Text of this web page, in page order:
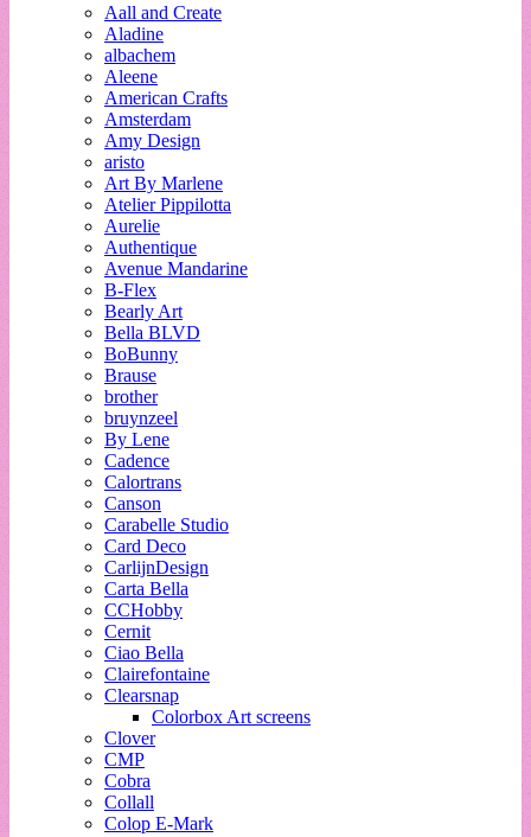
Aall and Create
Aladine
albachem
Aleene
American Crafts
Amsterdam
Amy Design
aristo
Art By Marlene
Atelier Pippilotta
Aurelie
Authentique
Avenue Mandarine
B-Flex
Bearly Art
Bella BLVD
BoBunny
Brause
brother
bruynzeel
By Lene
Cadence
Calortrans
Canson
Carabelle Studio
Card Deco
CarlijnDesign
Carta Bella
CCHobby
Cernit
Ciao Bella
Clairefontaine
Clearsnap
Colorbox Art screens
Clover
CMP
Cobra
Collall
Colop E-Mark